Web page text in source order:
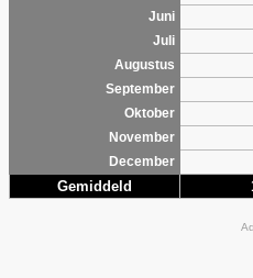
Juni
Juli
Augustus
September
Oktober
November
December
Gemiddeld